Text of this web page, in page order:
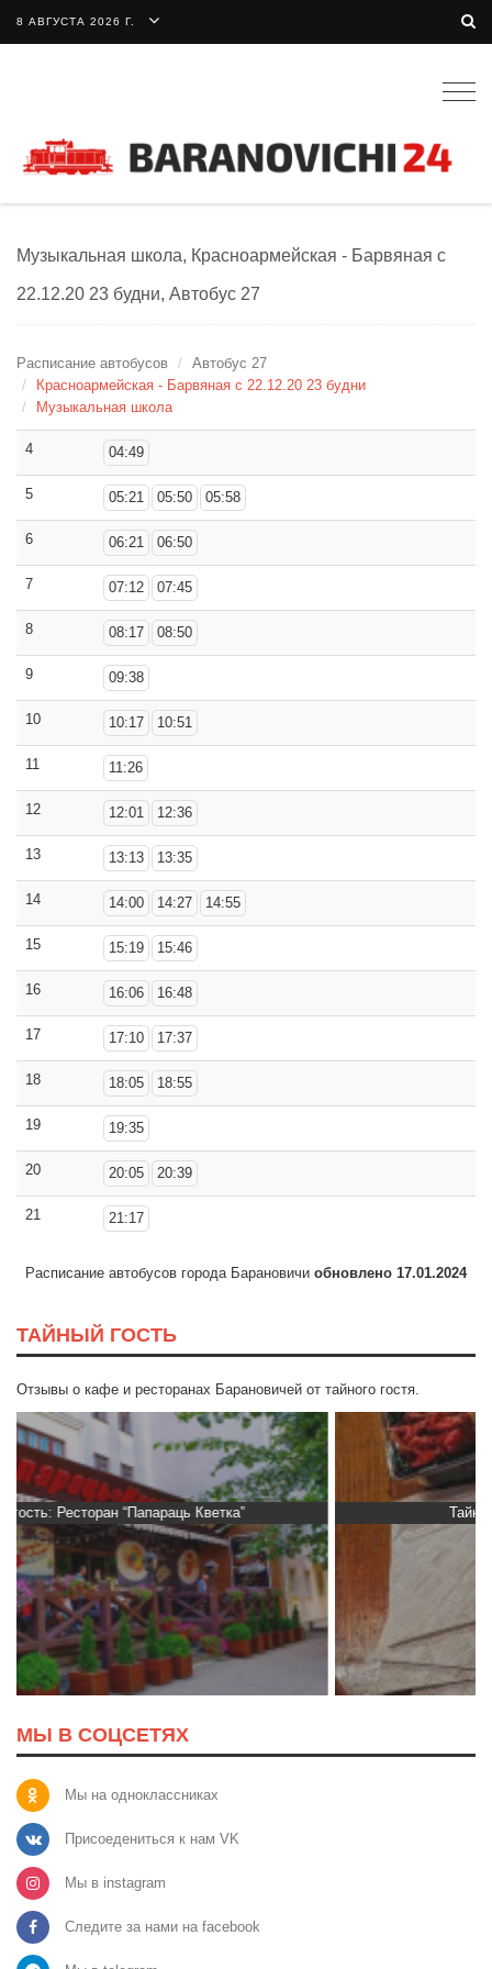
8 АВГУСТА 2026 Г.
Музыкальная школа, Красноармейская - Барвяная с
22.12.20 23 будни, Автобус 27
Расписание автобусов
Автобус 27
Красноармейская - Барвяная с 22.12.20 23 будни
Музыкальная школа
4 04:49
5 05:21 05:50 05:58
6 06:21 06:50
7 07:12 07:45
8 08:17 08:50
9 09:38
10 10:17 10:51
11 11:26
12 12:01 12:36
13 13:13 13:35
14 14:00 14:27 14:55
15 15:19 15:46
16 16:06 16:48
17 17:10 17:37
18 18:05 18:55
19 19:35
20 20:05 20:39
21 21:17
Расписание автобусов города Барановичи обновлено 17.01.2024
ТАЙНЫЙ ГОСТЬ
Отзывы о кафе и ресторанах Барановичей от тайного гостя.
Тайный гость: доставка Капибара
МЫ В СОЦСЕТЯХ
Мы на одноклассниках
Присоедениться к нам VK
Мы в instagram
Следите за нами на facebook